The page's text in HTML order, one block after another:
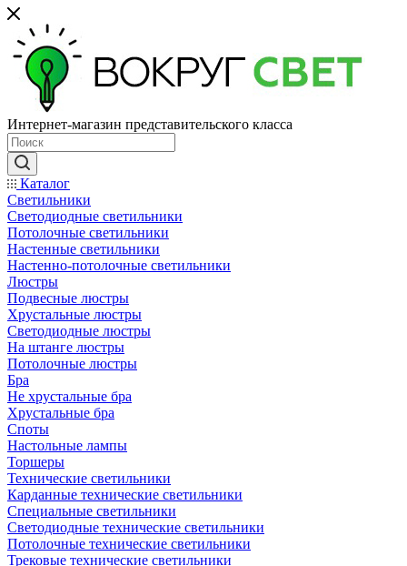
Интернет-магазин представительского класса
Каталог
Светильники
Светодиодные светильники
Потолочные светильники
Настенные светильники
Настенно-потолочные светильники
Люстры
Подвесные люстры
Хрустальные люстры
Светодиодные люстры
На штанге люстры
Потолочные люстры
Бра
Не хрустальные бра
Хрустальные бра
Споты
Настольные лампы
Торшеры
Технические светильники
Карданные технические светильники
Специальные светильники
Светодиодные технические светильники
Потолочные технические светильники
Трековые технические светильники